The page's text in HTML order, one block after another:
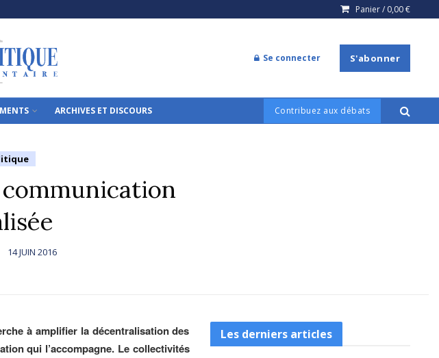
Panier / 0,00€
Se connecter S'abonner
ARCHIVES ET DISCOURS Contribuez aux débats
14 JUIN 2016
à amplifier la décentralisation des
qui l’accompagne. Le collectivités
Les derniers articles